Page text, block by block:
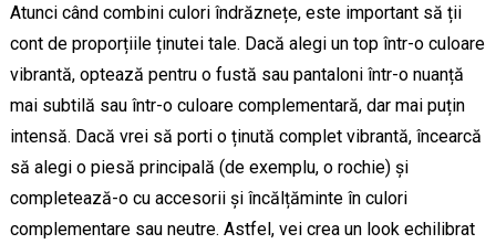
Atunci când combini culori îndrăznețe, este important să ții
cont de proporțiile ținutei tale. Dacă alegi un top într-o culoare
vibrantă, optează pentru o fustă sau pantaloni într-o nuanță
mai subtilă sau într-o culoare complementară, dar mai puțin
intensă. Dacă vrei să porti o ținută complet vibrantă, încearcă
să alegi o piesă principală (de exemplu, o rochie) și
completează-o cu accesorii și încălțăminte în culori
complementare sau neutre. Astfel, vei crea un look echilibrat